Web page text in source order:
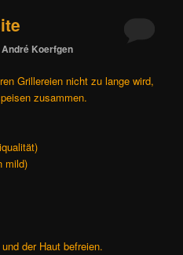
André Koerfgen
Grillereien nicht zu lange wird,
zusammen.
mild)
der Haut befreien.